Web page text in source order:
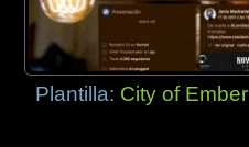
Plantilla: City of Ember